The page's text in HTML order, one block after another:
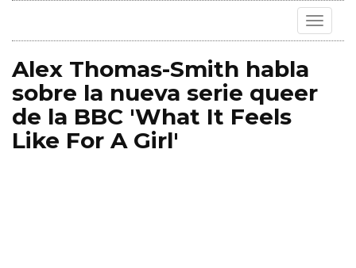
Toggle
Alex Thomas-Smith habla
sobre la nueva serie queer
de la BBC 'What It Feels
Like For A Girl'